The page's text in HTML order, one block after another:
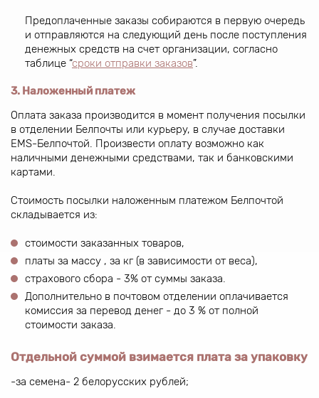
Предоплаченные заказы собираются в первую очередь
и отправляются на следующий день после поступления
денежных средств на счет организации, согласно
таблице “сроки отправки заказов”.
3. Наложенный платеж
Оплата заказа производится в момент получения посылки
в отделении Белпочты или курьеру, в случае доставки
ЕМS-Белпочтой. Произвести оплату возможно как
наличными денежными средствами, так и банковскими
картами.
Стоимость посылки наложенным платежом Белпочтой
складывается из:
стоимости заказанных товаров,
платы за массу , за кг (в зависимости от веса),
страхового сбора - 3% от суммы заказа.
Дополнительно в почтовом отделении оплачивается
комиссия за перевод денег - до 3 % от полной
стоимости заказа.
Отдельной суммой взимается плата за упаковку
-за семена- 2 белорусских рублей;